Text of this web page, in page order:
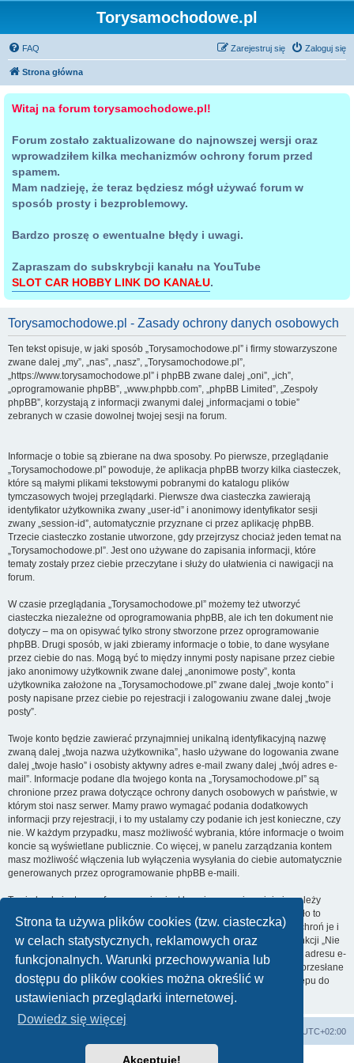
Strona ta używa plików cookies (tzw. ciasteczka)
w celach statystycznych, reklamowych oraz
funkcjonalnych. Warunki przechowywania lub
dostępu do plików cookies można określić w
ustawieniach przeglądarki internetowej.
Dowiedz się więcej
Akceptuję!
Torysamochodowe.pl
FAQ Zaloguj się
Zarejestruj się
Strona główna
Witaj na forum torysamochodowe.pl!
Forum zostało zaktualizowane do najnowszej wersji oraz
wprowadziłem kilka mechanizmów ochrony forum przed
spamem.
Mam nadzieję, że teraz będziesz mógł używać forum w
sposób prosty i bezproblemowy.
Bardzo proszę o ewentualne błędy i uwagi.
Zapraszam do subskrybcji kanału na YouTube
SLOT CAR HOBBY LINK DO KANAŁU.
Torysamochodowe.pl - Zasady ochrony danych osobowych
Ten tekst opisuje, w jaki sposób „Torysamochodowe.pl” i firmy stowarzyszone
zwane dalej „my”, „nas”, „nasz”, „Torysamochodowe.pl”,
„https://www.torysamochodowe.pl” i phpBB zwane dalej „oni”, „ich”,
„oprogramowanie phpBB”, „www.phpbb.com”, „phpBB Limited”, „Zespoły
phpBB”, korzystają z informacji zwanymi dalej „informacjami o tobie”
zebranych w czasie dowolnej twojej sesji na forum.
Informacje o tobie są zbierane na dwa sposoby. Po pierwsze, przeglądanie
„Torysamochodowe.pl” powoduje, że aplikacja phpBB tworzy kilka ciasteczek,
które są małymi plikami tekstowymi pobranymi do katalogu plików
tymczasowych twojej przeglądarki. Pierwsze dwa ciasteczka zawierają
identyfikator użytkownika zwany „user-id” i anonimowy identyfikator sesji
zwany „session-id”, automatycznie przyznane ci przez aplikację phpBB.
Trzecie ciasteczko zostanie utworzone, gdy przejrzysz chociaż jeden temat na
„Torysamochodowe.pl”. Jest ono używane do zapisania informacji, które
tematy zostały przez ciebie przeczytane i służy do ułatwienia ci nawigacji na
forum.
W czasie przeglądania „Torysamochodowe.pl” możemy też utworzyć
ciasteczka niezależne od oprogramowania phpBB, ale ich ten dokument nie
dotyczy – ma on opisywać tylko strony stworzone przez oprogramowanie
phpBB. Drugi sposób, w jaki zbieramy informacje o tobie, to dane wysyłane
przez ciebie do nas. Mogą być to między innymi posty napisane przez ciebie
jako anonimowy użytkownik zwane dalej „anonimowe posty”, konta
użytkownika założone na „Torysamochodowe.pl” zwane dalej „twoje konto” i
posty napisane przez ciebie po rejestracji i zalogowaniu zwane dalej „twoje
posty”.
Twoje konto będzie zawierać przynajmniej unikalną identyfikacyjną nazwę
zwaną dalej „twoja nazwa użytkownika”, hasło używane do logowania zwane
dalej „twoje hasło” i osobisty aktywny adres e-mail zwany dalej „twój adres e-
mail”. Informacje podane dla twojego konta na „Torysamochodowe.pl” są
chronione przez prawa dotyczące ochrony danych osobowych w państwie, w
którym stoi nasz serwer. Mamy prawo wymagać podania dodatkowych
informacji przy rejestracji, i to my ustalamy czy podanie ich jest konieczne, czy
nie. W każdym przypadku, masz możliwość wybrania, które informacje o twoim
koncie są wyświetlane publicznie. Co więcej, w panelu zarządzania kontem
masz możliwość włączenia lub wyłączenia wysyłania do ciebie automatycznie
generowanych przez oprogramowanie phpBB e-maili.
Twoje hasło jest zaszyfrowane, więc jest bezpieczne, niemniej nie należy
używać tego samego hasła na różnych witrynach internetowych. Hasło to
umożliwia dostęp do twojego konta na „Torysamochodowe.pl”, więc chroń je i
w żadnym wypadku nie podawaj
nikomu. Jeśli je zapomnisz, użyj funkcji „Nie
pamiętam hasła”. Witryna poprosi cię o podanie nazwy użytkownika i adresu e-
mail. Po podaniu tych danych zostanie wygenerowane nowe hasło i przesłane
na podany przez ciebie adres e-mail. Umożliwi ono odzyskanie dostępu do
twojego konta.
UTC+02:00
Technologię dostarczaphpBB® Forum Software © phpBB Limited